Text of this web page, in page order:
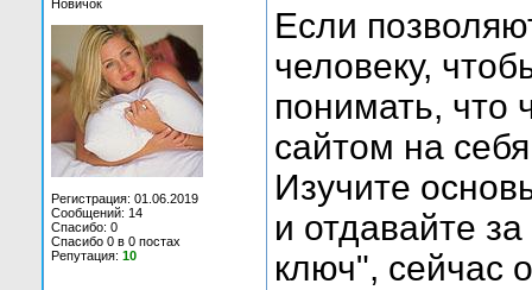
Новичок
Регистрация: 01.06.2019
Сообщений: 14
Спасибо: 0
Спасибо 0 в 0 постах
Репутация: 10
Если
человеку,
понимать, что
сайтом на
Изучите
и отдавайте
ключ", сейчас